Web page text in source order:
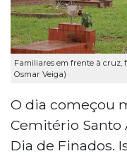
Familiares em frente à cruz,
Osmar Veiga)
O dia começou
Cemitério Santo
Dia de Finados.